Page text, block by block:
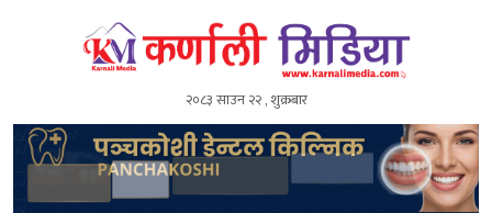
२०८३ साउन २२ , शुक्रबार